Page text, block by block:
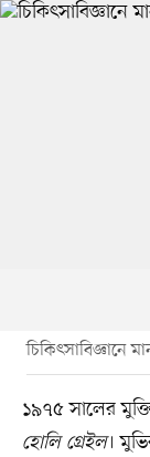
চিকিৎসাবিজ্ঞানে
১৯৭৫ সালের
হোলি গ্রেইল।